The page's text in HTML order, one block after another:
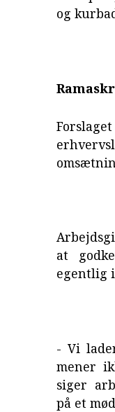
og
at
egentlig
- Vi
mener
siger
på et